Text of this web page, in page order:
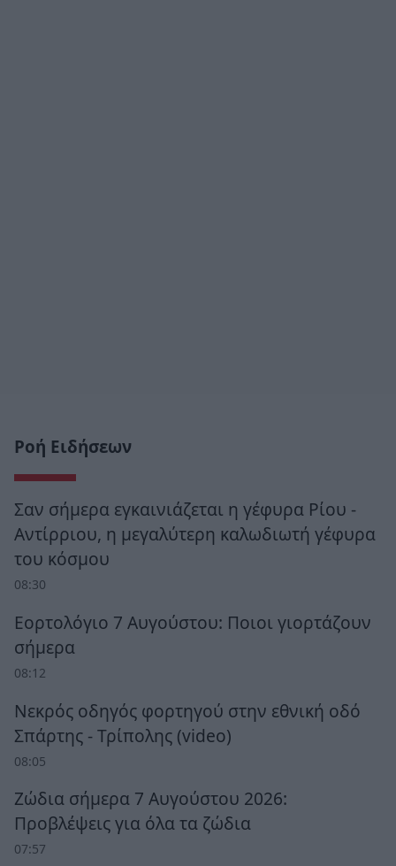
Ροή Ειδήσεων
Σαν σήμερα εγκαινιάζεται η γέφυρα Ρίου -
Αντίρριου, η μεγαλύτερη καλωδιωτή γέφυρα
του κόσμου
08:30
Εορτολόγιο 7 Αυγούστου: Ποιοι γιορτάζουν
σήμερα
08:12
Νεκρός οδηγός φορτηγού στην εθνική οδό
Σπάρτης - Τρίπολης (video)
08:05
Ζώδια σήμερα 7 Αυγούστου 2026:
Προβλέψεις για όλα τα ζώδια
07:57